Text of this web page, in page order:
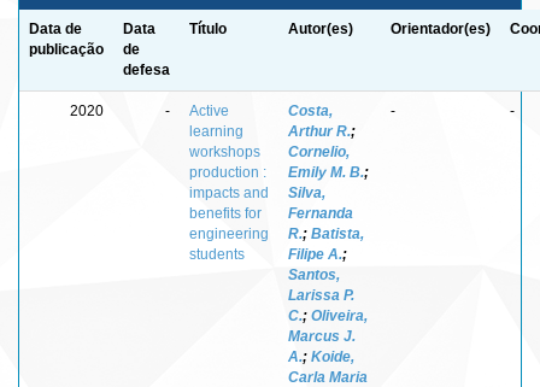
Data de
publicação
Data
de
defesa
Título Autor(es) Orientador(es)
2020 -
Active
learning
workshops
production :
impacts and
benefits for
engineering
students
Costa,
Arthur R.;
Cornelio,
Emily M. B.;
Silva,
Fernanda
R.; Batista,
Filipe A.;
Santos,
Larissa P.
C.; Oliveira,
Marcus J.
A.; Koide,
Carla Maria
- -